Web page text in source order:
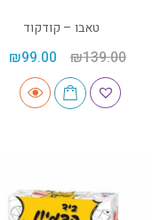
טאבו – קודקוד
₪139.00
₪99.00